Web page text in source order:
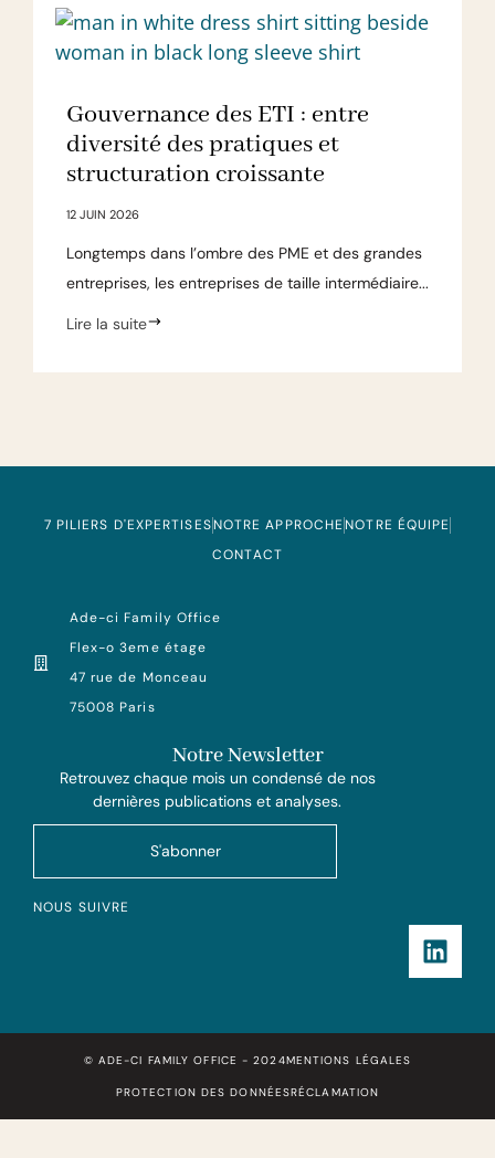
Gouvernance des ETI : entre
diversité des pratiques et
structuration croissante
12 JUIN 2026
Longtemps dans l’ombre des PME et des grandes
entreprises, les entreprises de taille intermédiaire...
Lire la suite
7 PILIERS D'EXPERTISESNOTRE APPROCHE NOTRE ÉQUIPE
CONTACT
Ade-ci Family Office
Flex-o 3eme étage
47 rue de Monceau
75008 Paris
Notre Newsletter
Retrouvez chaque mois un condensé de nos
dernières publications et analyses.
S'abonner
NOUS SUIVRE
© ADE-CI FAMILY OFFICE - 2024MENTIONS LÉGALES
PROTECTION DES DONNÉESRÉCLAMATION